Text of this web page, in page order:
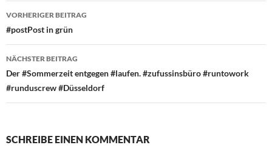
Beitragsnavigation
VORHERIGER BEITRAG
#postPost in grün
NÄCHSTER BEITRAG
Der #Sommerzeit entgegen #laufen. #zufussinsbüro #runtowork
#runduscrew #Düsseldorf
SCHREIBE EINEN KOMMENTAR